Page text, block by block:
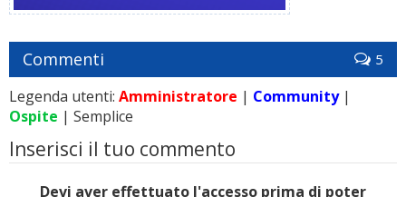
Commenti 5
Legenda utenti: Amministratore | Community|
Ospite | Semplice
Inserisci il tuo commento
Devi aver effettuato l'accesso prima di poter